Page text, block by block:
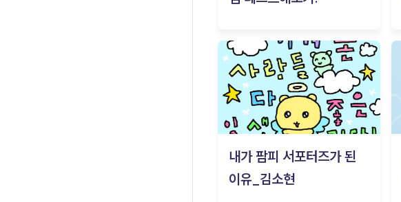
내가 팜피 서포터즈가 된
이유_김소현